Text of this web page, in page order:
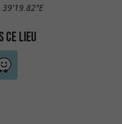
CE LIEU